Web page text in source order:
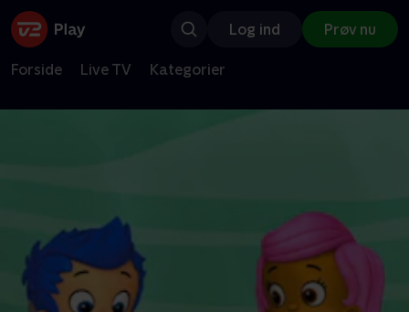
Log ind Prøv nu
Forside Live TV Kategorier